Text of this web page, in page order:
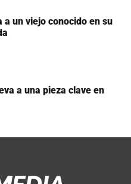
a un viejo conocido en su
a una pieza clave en